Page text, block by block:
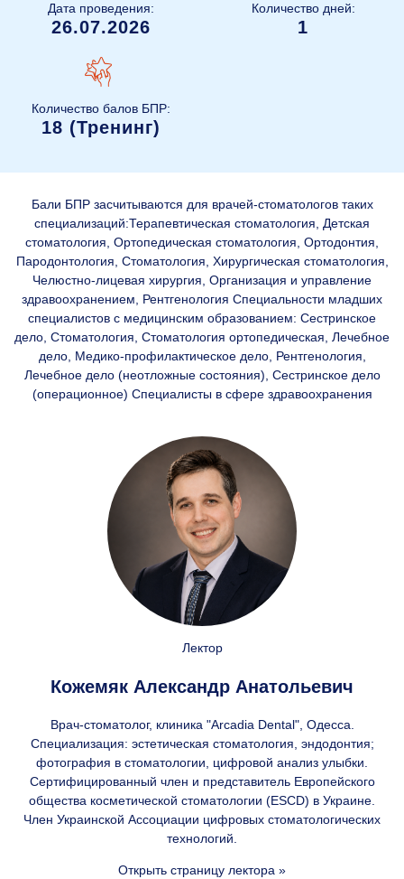
Дата проведения:
26.07.2026
Количество дней:
1
Количество балов БПР:
18 (Тренинг)
Бали БПР засчитываются для врачей-стоматологов таких
специализаций:Терапевтическая стоматология, Детская
стоматология, Ортопедическая стоматология, Ортодонтия,
Пародонтология, Стоматология, Хирургическая стоматология,
Челюстно-лицевая хирургия, Организация и управление
здравоохранением, Рентгенология Специальности младших
специалистов с медицинским образованием: Сестринское
дело, Стоматология, Стоматология ортопедическая, Лечебное
дело, Медико-профилактическое дело, Рентгенология,
Лечебное дело (неотложные состояния), Сестринское дело
(операционное) Специалисты в сфере здравоохранения
Лектор
Кожемяк Александр Анатольевич
Врач-стоматолог, клиника "Arcadia Dental", Одесса.
Специализация: эстетическая стоматология, эндодонтия;
фотография в стоматологии, цифровой анализ улыбки.
Сертифицированный член и представитель Европейского
общества косметической стоматологии (ESCD) в Украине.
Член Украинской Ассоциации цифровых стоматологических
технологий.
Открыть страницу лектора »